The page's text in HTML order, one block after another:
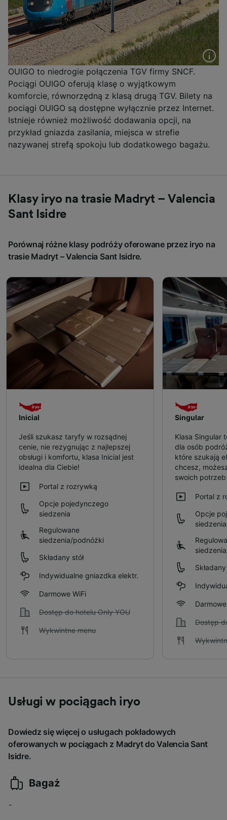
OUIGO to niedrogie połączenia TGV firmy SNCF.
Pociągi OUIGO oferują klasę o wyjątkowym
komforcie, równorzędną z klasą drugą TGV. Bilety na
pociągi OUIGO są dostępne wyłącznie przez Internet.
Istnieje również możliwość dodawania opcji, na
przykład gniazda zasilania, miejsca w strefie
nazywanej strefą spokoju lub dodatkowego bagażu.
Klasy iryo na trasie Madryt – Valencia
Sant Isidre
Porównaj różne klasy podróży oferowane przez iryo na
trasie Madryt – Valencia Sant Isidre.
Inicial
Jeśli szukasz taryfy w rozsądnej
cenie, nie rezygnując z najlepszej
obsługi i komfortu, klasa Inicial jest
idealna dla Ciebie!
Portal z rozrywką
Opcje pojedynczego
siedzenia
Regulowane
siedzenia/podnóżki
Składany stół
Indywidualne gniazdka elektr.
Darmowe WiFi
Dostęp do hotelu Only YOU
Wykwintne menu
Singular
Klasa Singular
dla osób
które szukają
chcesz,
swoich
Portal z
Opcje
siedzenia
Składany
Dostęp
Usługi w pociągach iryo
Dowiedz się więcej o usługach pokładowych
oferowanych w pociągach z Madryt do Valencia Sant
Isidre.
Bagaż
-